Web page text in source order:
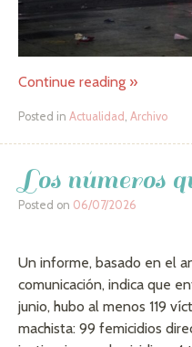
Continue reading »
Posted in Actualidad Archivo
Los números
Posted on 06/07/2026
Un informe, basado en el
comunicación, indica que
junio, hubo al menos 119
machista: 99 femicidios